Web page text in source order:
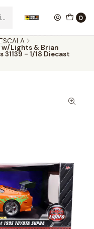
0
DE COLECCIÓN
w/Lights & Brian
- 1/18 Diecast